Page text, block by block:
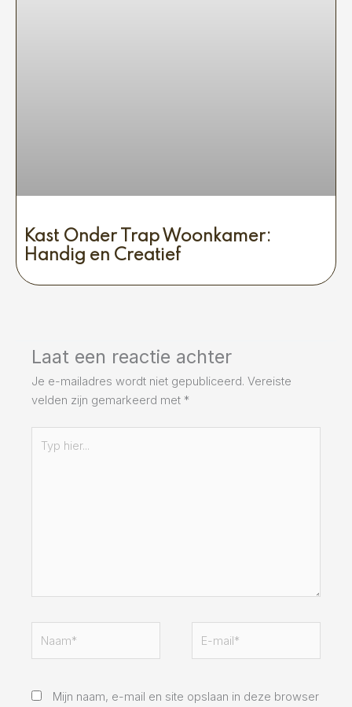
Kast Onder Trap Woonkamer:
Handig en Creatief
Laat een reactie achter
Je e-mailadres wordt niet gepubliceerd. Vereiste
velden zijn gemarkeerd met *
hier...
mail*
Mijn naam, e-mail en site opslaan in deze browser